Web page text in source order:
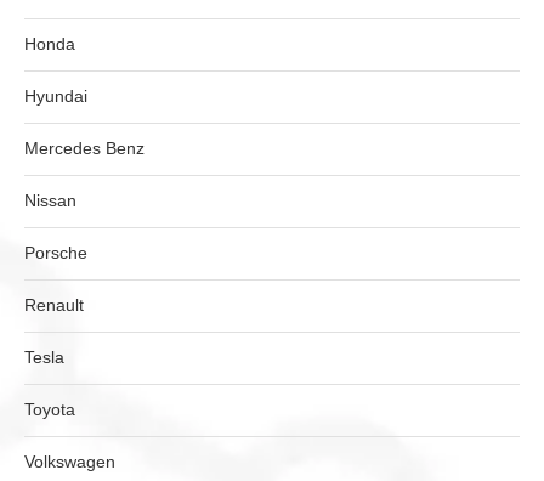
Honda
Hyundai
Mercedes Benz
Nissan
Porsche
Renault
Tesla
Toyota
Volkswagen